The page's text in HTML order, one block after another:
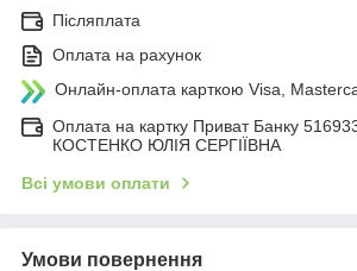
Післяплата
Оплата на рахунок
Онлайн-оплата карткою Visa,
Оплата на картку Приват Банку
КОСТЕНКО ЮЛІЯ СЕРГІЇВНА
Всі умови оплати
Умови повернення